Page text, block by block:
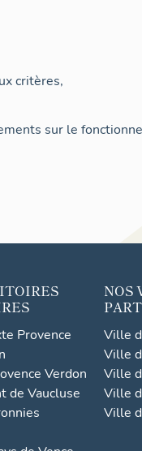
critères,
sur le
Provence
Verdon
de Vaucluse
NOS
Ville
Ville
Ville
Ville
Ville